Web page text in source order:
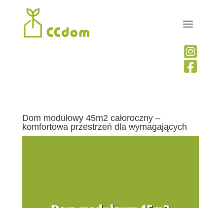


Dom modułowy 45m2 całoroczny –
komfortowa przestrzeń dla wymagających